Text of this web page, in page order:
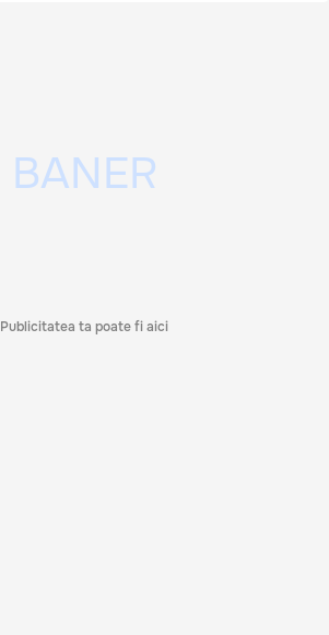
Publicitatea ta poate fi aici